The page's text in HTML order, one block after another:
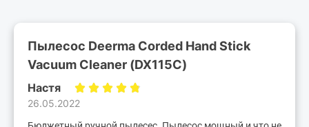
Пылесос Deerma Corded Hand Stick
Vacuum Cleaner (DX115C)
Настя
26.05.2022